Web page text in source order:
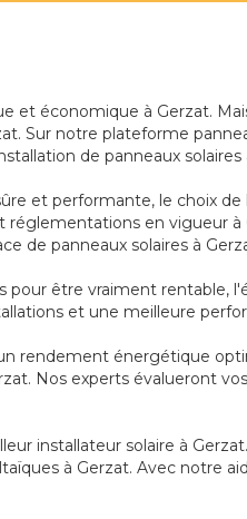
et économique à Gerzat.
Sur notre plateforme
de panneaux solaires
et performante, le choix
en vigueur
de panneaux solaires à
pour être vraiment rentable,
et une meilleure
rendement énergétique
Nos experts évalueront
installateur solaire à
à Gerzat. Avec notre